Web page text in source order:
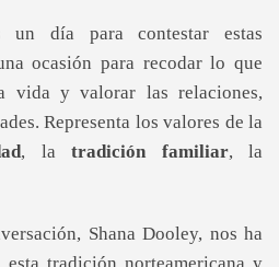
un día para contestar estas
ocasión para recodar lo que
vida y valorar las relaciones,
Representa los valores de la
, la tradición familiar, la
Shana Dooley, nos ha